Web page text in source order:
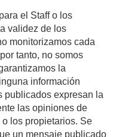
el Staff o los
validez de los
monitorizamos cada
tanto, no somos
la
información
publicados expresan la
las opiniones de
los propietarios. Se
un mensaje publicado